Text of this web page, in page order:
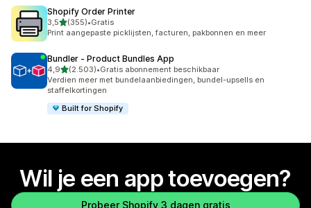
Shopify Order Printer
3,5van 5 sterren
(355)
355 recensies in totaal
•Gratis
Print aangepaste picklijsten, facturen, pakbonnen en meer
Bundler ‑ Product Bundles App
4,9van 5 sterren
(2.503)
2503 recensies in totaal
•Gratis abonnement beschikbaar
Verdien meer met bundelaanbiedingen, bundel-upsells en
staffelkortingen
Built for Shopify
Wil je een app toevoegen?
Probeer Shopify 3 dagen gratis